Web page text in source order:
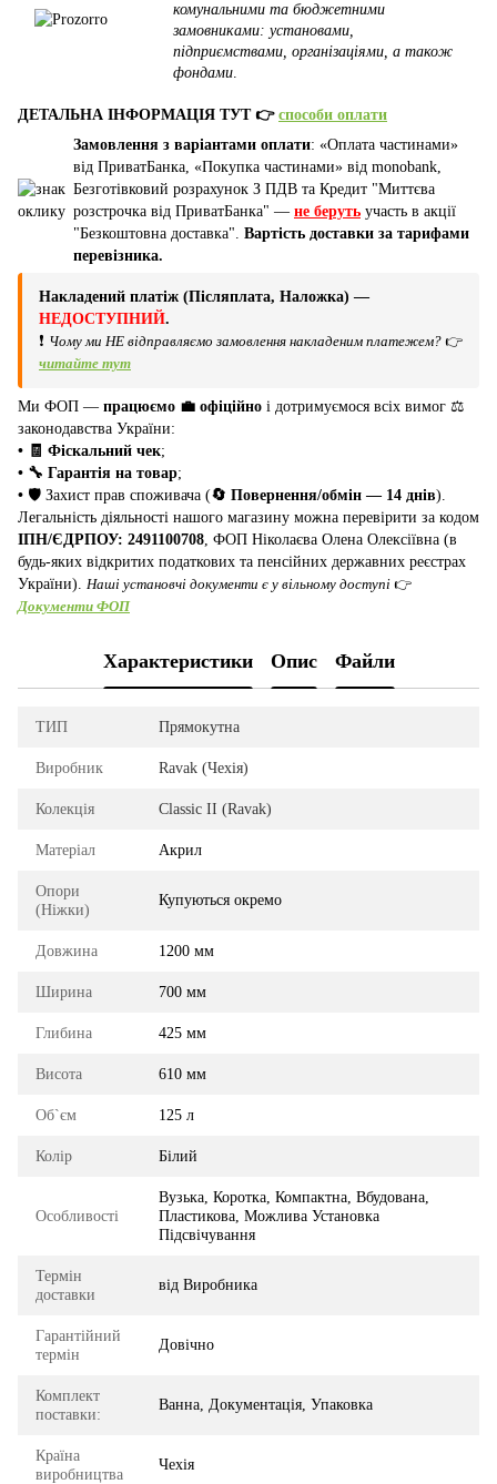
комунальними та бюджетними
замовниками: установами,
підприємствами, організаціями, а також
фондами
ДЕТАЛЬНА ІНФОРМАЦІЯ ТУТ 👉 способи оплати
Замовлення з варіантами оплати: «Оплата частинами»
від ПриватБанка, «Покупка частинами» від monobank,
Безготівковий розрахунок З ПДВ та Кредит "Миттєва
розстрочка від ПриватБанка" — не беруть участь в акції
"Безкоштовна доставка". Вартість доставки за тарифами
перевізника.
Накладений платіж (Післяплата, Наложка) —
НЕДОСТУПНИЙ.
❗ Чому ми НЕ відправляємо замовлення накладеним платежем? 👉
читайте тут
Ми ФОП — працюємо 💼 офіційно і дотримуємося всіх вимог ⚖️
законодавства України:
• 🧾 Фіскальний чек;
• 🔧 Гарантія на товар;
• 🛡️ Захист прав споживача (🔄 Повернення/обмін — 14 днів).
Легальність діяльності нашого магазину можна перевірити за кодом
ІПН/ЄДРПОУ: 2491100708 , ФОП Ніколаєва Олена Олексіївна (в
будь-яких відкритих податкових та пенсійних державних реєстрах
України). Наші установчі документи є у вільному доступі 👉
Документи ФОП
Характеристики Опис Файли
ТИП Прямокутна
Виробник Ravak (Чехія)
Колекція Classic II (Ravak)
Матеріал Акрил
Опори
(Ніжки)
Купуються окремо
Довжина 1200 мм
Ширина 700 мм
Глибина 425 мм
Висота 610 мм
Об`єм 125 л
Колір Білий
Особливості
Вузька, Коротка, Компактна, Вбудована,
Пластикова, Можлива Установка
Підсвічування
Термін
доставки
від Виробника
Гарантійний
термін
Довічно
Комплект
поставки:
Ванна, Документація, Упаковка
Країна
виробництва
Чехія